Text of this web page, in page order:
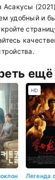
Асакусы
удобный и
HD